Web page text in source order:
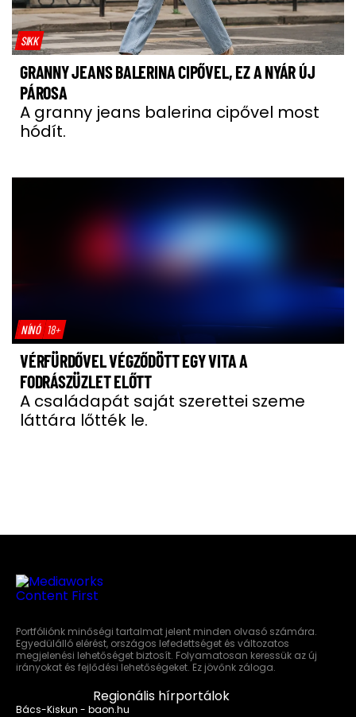
SIKK
GRANNY JEANS BALERINA CIPŐVEL, EZ A NYÁR ÚJ
PÁROSA
A granny jeans balerina cipővel most
hódít.
NÍNÓ 18+
VÉRFÜRDŐVEL VÉGZŐDÖTT EGY VITA A
FODRÁSZÜZLET ELŐTT
A családapát saját szerettei szeme
láttára lőtték le.
Portfóliónk minőségi tartalmat jelent minden olvasó számára.
Egyedülálló elérést, országos lefedettséget és változatos
megjelenési lehetőséget biztosít. Folyamatosan keressük az új
irányokat és fejlődési lehetőségeket. Ez jövőnk záloga.
Regionális hírportálok
Bács-Kiskun - baon.hu